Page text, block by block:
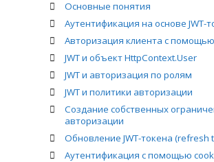
Интерфейс IWebHostEnvironment
Порядок построения конвейера
Переадресация
Отправка кодов состояния HTTP
Отправка кодов состояния HTTP
Отправка файлов
Основные понятия
Аутентификация на основе JWT-
Авторизация клиента с помощью
JWT и объект HttpContext.User
JWT и авторизация по ролям
JWT и политики авторизации
Создание собственных
авторизации
Обновление JWT-токена (refresh
Аутентификация с помощью